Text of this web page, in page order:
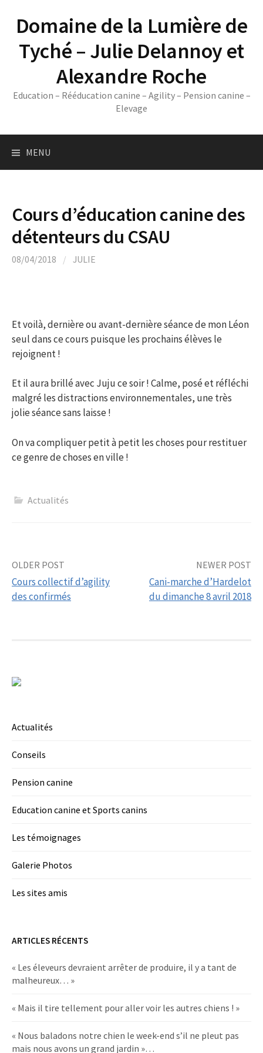
contentDomaine de la Lumière de
Tyché – Julie Delannoy et
Alexandre Roche
Education – Rééducation canine – Agility – Pension canine –
Elevage
MENU
Cours d’éducation canine des
détenteurs du CSAU
08/04/2018 / JULIE
Et voilà, dernière ou avant-dernière séance de mon Léon
seul dans ce cours puisque les prochains élèves le
rejoignent !
Et il aura brillé avec Juju ce soir ! Calme, posé et réfléchi
malgré les distractions environnementales, une très
jolie séance sans laisse !
On va compliquer petit à petit les choses pour restituer
ce genre de choses en ville !
Actualités
Post
navigation
OLDER POST
Cours collectif d’agility
des confirmés
NEWER POST
Cani-marche d’Hardelot
du dimanche 8 avril 2018
Actualités
Conseils
Pension canine
Education canine et Sports canins
Les témoignages
Galerie Photos
Les sites amis
ARTICLES RÉCENTS
« Les éleveurs devraient arrêter de produire, il y a tant de
malheureux… »
« Mais il tire tellement pour aller voir les autres chiens ! »
« Nous baladons notre chien le week-end s’il ne pleut pas
mais nous avons un grand jardin »…